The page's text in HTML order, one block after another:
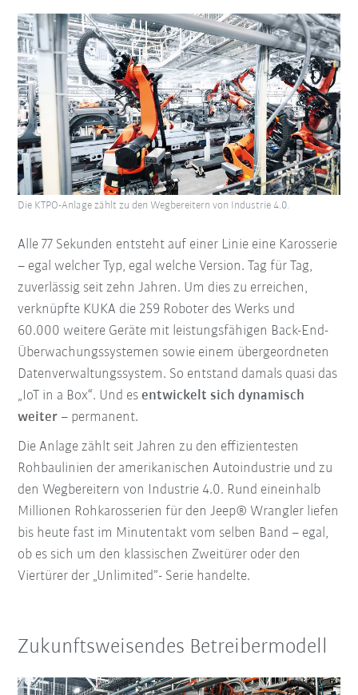
Alle 77 Sekunden entsteht auf einer Linie eine Karosserie
– egal welcher Typ, egal welche Version. Tag für Tag,
zuverlässig seit zehn Jahren. Um dies zu erreichen,
verknüpfte KUKA die 259 Roboter des Werks und
60.000 weitere Geräte mit leistungsfähigen Back-End-
Überwachungssystemen sowie einem übergeordneten
Datenverwaltungssystem. So entstand damals quasi das
„IoT in a Box“. Und esentwickelt sich dynamisch
weiter – permanent.
Die Anlage zählt seit Jahren zu den effizientesten
Rohbaulinien der amerikanischen Autoindustrie und zu
den Wegbereitern von Industrie 4.0. Rund eineinhalb
Millionen Rohkarosserien für den Jeep® Wrangler liefen
bis heute fast im Minutentakt vom selben Band – egal,
ob es sich um den klassischen Zweitürer oder den
Viertürer der „Unlimited”- Serie handelte.
Die KTPO-Anlage zählt zu den Wegbereitern von Industrie 4.0.
Zukunftsweisendes Betreibermodell